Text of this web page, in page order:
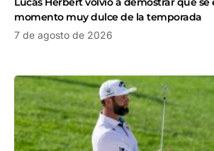
momento muy dulce de la temporada
7 de agosto de 2026